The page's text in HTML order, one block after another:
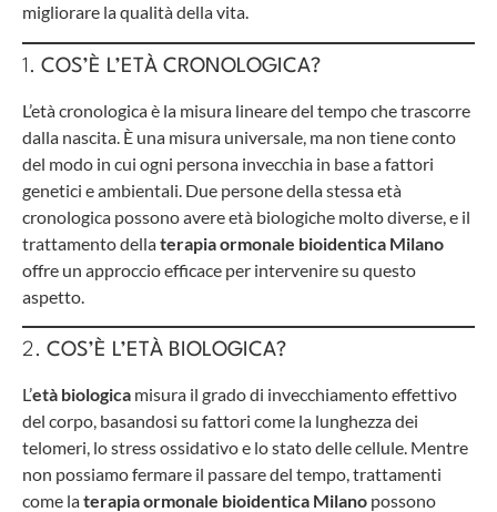
migliorare la qualità della vita.
1. COS’È L’ETÀ CRONOLOGICA?
L’età cronologica è la misura lineare del tempo che trascorre
dalla nascita. È una misura universale, ma non tiene conto
del modo in cui ogni persona invecchia in base a fattori
genetici e ambientali. Due persone della stessa età
cronologica possono avere età biologiche molto diverse, e il
trattamento dellaterapia ormonale bioidentica Milano
offre un approccio efficace per intervenire su questo
aspetto.
2. COS’È L’ETÀ BIOLOGICA?
L’età biologica misura il grado di invecchiamento effettivo
del corpo, basandosi su fattori come la lunghezza dei
telomeri, lo stress ossidativo e lo stato delle cellule. Mentre
non possiamo fermare il passare del tempo, trattamenti
come laterapia ormonale bioidentica Milano possono